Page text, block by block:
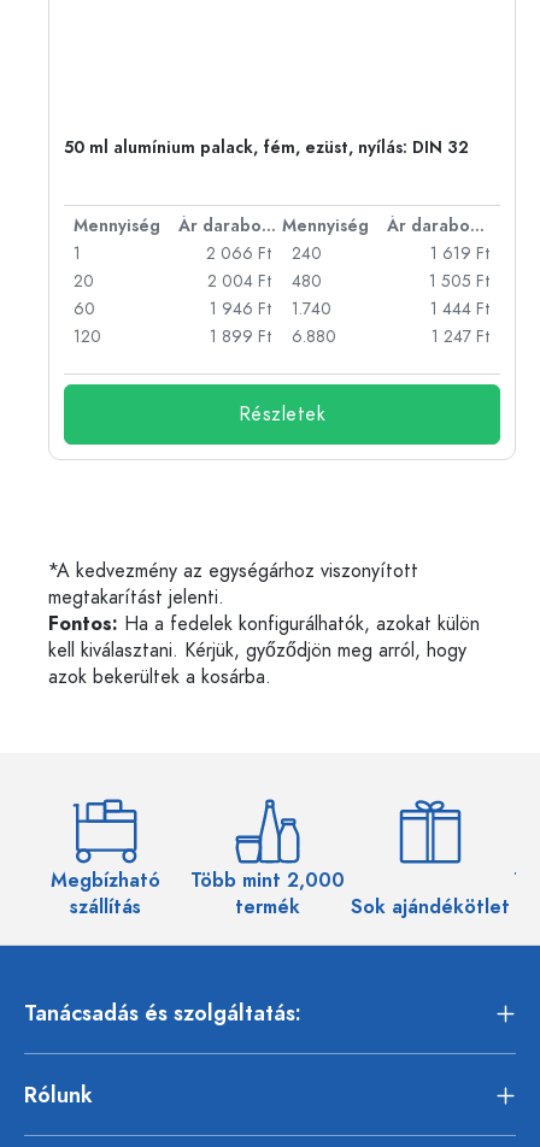
50 ml alumínium palack, fém, ezüst, nyílás: DIN 32
Mennyiség Ár darabonként Mennyiség
Ár darabonként
1
2 066 Ft
20
2 004 Ft
60
1 946 Ft
120
1 899 Ft
240
1 619 Ft
480
1 505 Ft
1.740
1 444 Ft
6.880
1 247 Ft
Részletek
*A kedvezmény az egységárhoz viszonyított
megtakarítást jelenti.
Fontos: Ha a fedelek konfigurálhatók, azokat külön
kell kiválasztani. Kérjük, győződjön meg arról, hogy
azok bekerültek a kosárba.
Megbízható
szállítás
Több mint 2,000
termék
Sok ajándékötlet
Tanácsadás és szolgáltatás:
Rólunk